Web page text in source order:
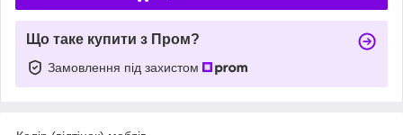
Що таке купити з Пром?
Замовлення під захистом